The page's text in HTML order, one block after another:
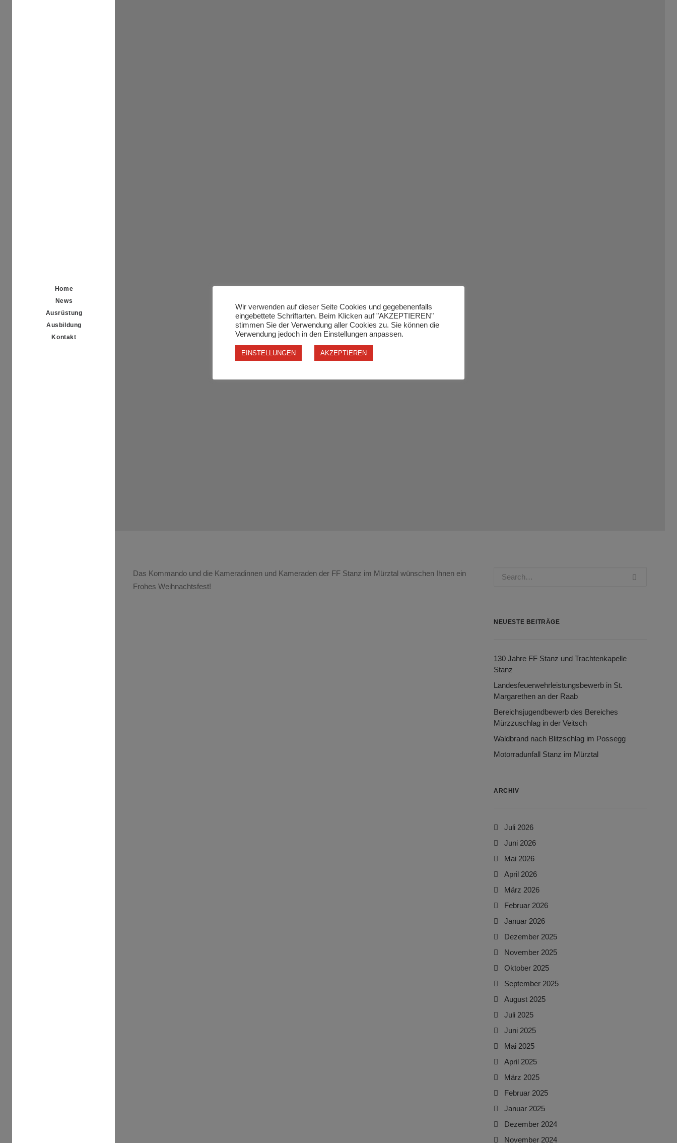
Home
News
Ausrüstung
Ausbildung
Kontakt
Das Kommando und die Kameradinnen und Kameraden der FF Stanz im Mürztal wünschen Ihnen ein
Frohes Weihnachtsfest!
NEUESTE BEITRÄGE
130 Jahre FF Stanz und Trachtenkapelle
Stanz
Landesfeuerwehrleistungsbewerb in St.
Margarethen an der Raab
Bereichsjugendbewerb des Bereiches
Mürzzuschlag in der Veitsch
Waldbrand nach Blitzschlag im Possegg
Motorradunfall Stanz im Mürztal
ARCHIV
Juli 2026
Juni 2026
Mai 2026
April 2026
März 2026
Februar 2026
Januar 2026
Dezember 2025
November 2025
Oktober 2025
September 2025
August 2025
Juli 2025
Juni 2025
Mai 2025
April 2025
März 2025
Februar 2025
Januar 2025
Dezember 2024
November 2024
Wir verwenden auf dieser Seite Cookies und gegebenenfalls
eingebettete Schriftarten. Beim Klicken auf "AKZEPTIEREN"
stimmen Sie der Verwendung aller Cookies zu. Sie können die
Verwendung jedoch in den Einstellungen anpassen.
EINSTELLUNGEN AKZEPTIEREN